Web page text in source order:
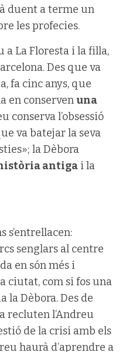
duent a terme un
les profecies.
a La Floresta i la filla,
Des que va
fa cinc anys, que
en conservenuna
conserva l’obsessió
va batejar la seva
la Dèbora
antiga i la
s’entrellacen:
senglars al centre
en són més i
ciutat, com si fos una
la Dèbora. Des de
recluten l’Andreu
de la crisi amb els
haurà d’aprendre a